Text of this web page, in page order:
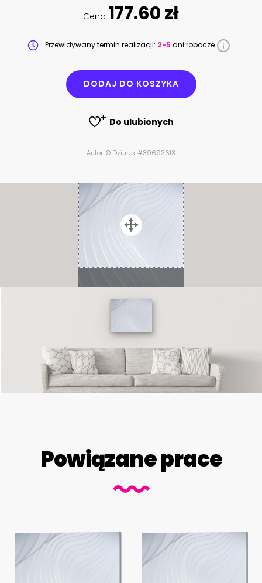
Cena 177.60 zł
Przewidywany termin realizacji: 2-5 dni robocze
DODAJ DO KOSZYKA
Do ulubionych
Autor: © Dziurek #39693613
Powiązane prace